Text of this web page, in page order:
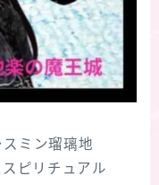
ミン瑠璃地
ピリチュアル